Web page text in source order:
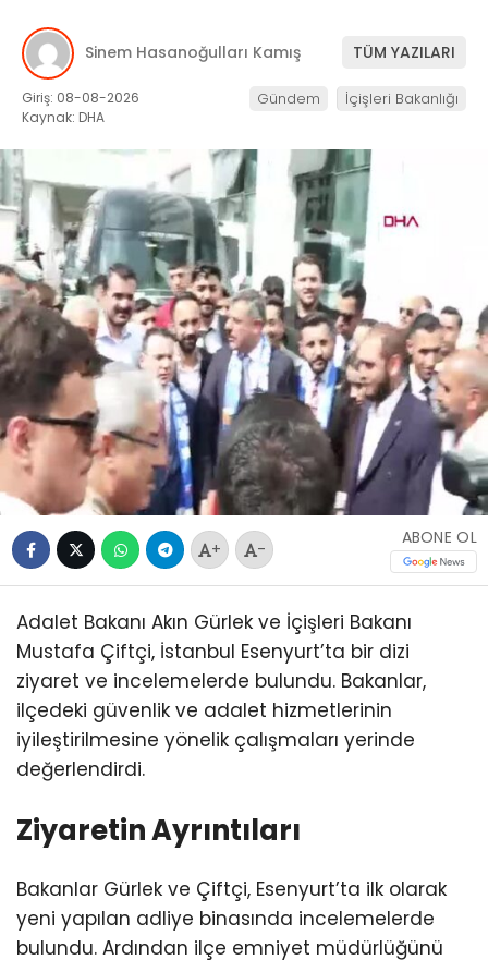
Sinem Hasanoğulları Kamış TÜM YAZILARI
Giriş: 08-08-2026
Kaynak: DHA
Gündem İçişleri Bakanlığı
+ -
ABONE OL
Adalet Bakanı Akın Gürlek ve İçişleri Bakanı
Mustafa Çiftçi, İstanbul Esenyurt’ta bir dizi
ziyaret ve incelemelerde bulundu. Bakanlar,
ilçedeki güvenlik ve adalet hizmetlerinin
iyileştirilmesine yönelik çalışmaları yerinde
değerlendirdi.
Ziyaretin Ayrıntıları
Bakanlar Gürlek ve Çiftçi, Esenyurt’ta ilk olarak
yeni yapılan adliye binasında incelemelerde
bulundu. Ardından ilçe emniyet müdürlüğünü